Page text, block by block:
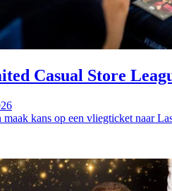
Casual Store
kans op een vliegticket naar